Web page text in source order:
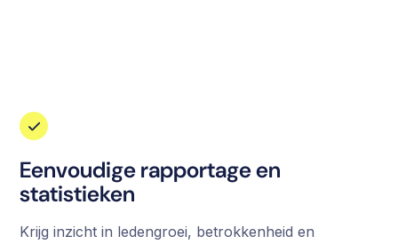
Eenvoudige rapportage en
statistieken
Krijg inzicht in ledengroei, betrokkenheid en